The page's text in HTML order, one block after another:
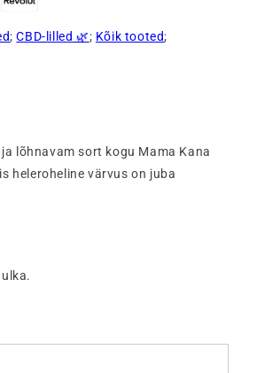
;CBD-lilled 🌿; Kõik tooted;
lõhnavam sort kogu Mama Kana
heleroheline värvus on juba